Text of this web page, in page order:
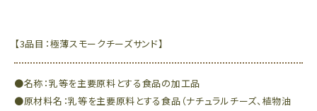
【3品目：極薄スモークチーズサンド】
●名称：乳等を主要原料とする食品の加工品
●原材料名：乳等を主要原料とする食品（ナチュラルチーズ、植物油